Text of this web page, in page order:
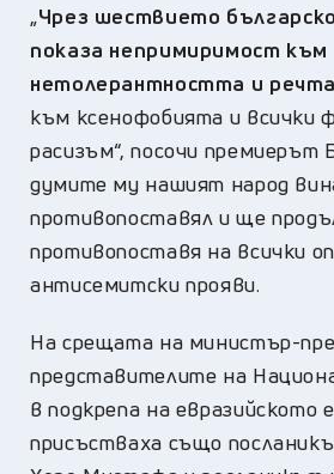
„Чрез шествието
показа непримиримост към
нетолерантността и
към ксенофобията и всички
расизъм“, посочи премиерът
думите му нашият народ
противопоставял и ще
противопоставя на всички
антисемитски прояви.
На срещата на министър-
представителите на
в подкрепа на евразийското
присъстваха също